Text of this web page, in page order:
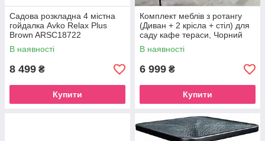
Садова розкладна 4 містна
гойдалка Avko Relax Plus
Brown ARSC18722
В наявності
8 499 ₴
Купити
Комплект меблів з ротангу
(Диван + 2 крісла + стіл) для
саду кафе тераси, Чорний
В наявності
6 999 ₴
Купити